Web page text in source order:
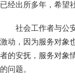
已经出所多年，希望
社会工作者与公
激动，因为服务对象
者的安抚，服务对象
的问题。